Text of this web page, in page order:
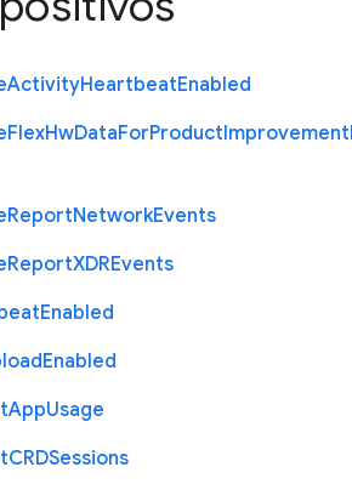
ActivityHeartbeatEnabled
FlexHwDataForProductImprovement
ReportNetworkEvents
ReportXDREvents
Enabled
Enabled
AppUsage
CRDSessions